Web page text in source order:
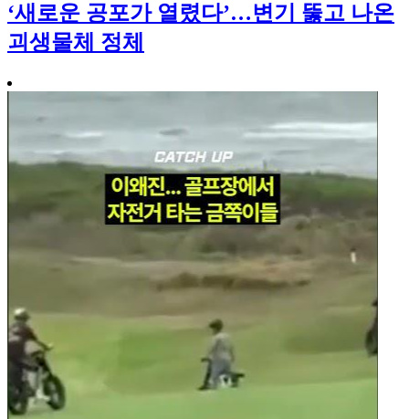
‘새로운 공포가 열렸다’…변기 뚫고 나온
괴생물체 정체